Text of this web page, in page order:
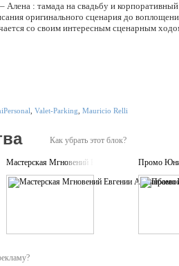
Алена : тамада на свадьбу и
оригинального сценария до
со своим интересным сценарным
Valet-Parking Mauricio Relli
Как убрать этот блок?
Мастерская Мгновений Евгении Алтынбаевой
Промо